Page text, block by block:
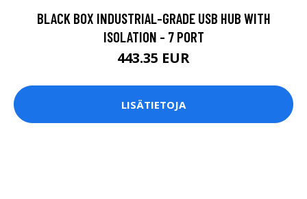
BLACK BOX INDUSTRIAL-GRADE USB HUB WITH
ISOLATION - 7 PORT
443.35 EUR
LISÄTIETOJA